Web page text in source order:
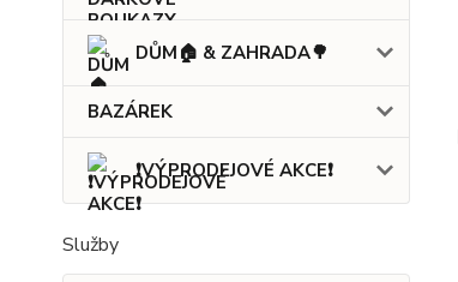
DŮM🏠 & ZAHRADA🌳
BAZÁREK
❗VÝPRODEJOVÉ AKCE❗
Služby